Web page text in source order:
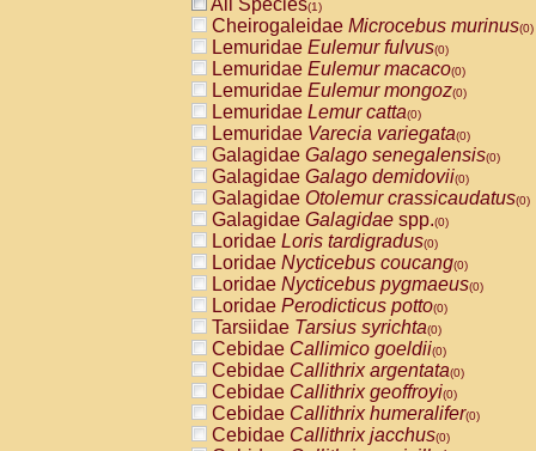
CebidaeSaimiri boliviensis(0)
CebidaeSaimiri sciureus(0)
AtelidaeAlouatta caraya(0)
AtelidaeAlouatta fusca(0)
AtelidaeAlouatta seniculus
AtelidaeAlouattaspp.(0)
AtelidaeAteles belzebuth(0)
AtelidaeAteles geoffroyi(0)
AtelidaeAteles paniscus(0)
AtelidaeAtelesspp.(0)
Atelidae Lagothrix lagothricha
AtelidaeLagothrix lagothricha cana
PitheciidaeCacajao calvus
PitheciidaeCallicebus cupreus
PitheciidaeCallicebus donacophilus
PitheciidaeCallicebus moloch
PitheciidaeCallicebus torquatus
PitheciidaeCallicebusspp.(0)
PitheciidaeChiropotes satanas(0)
PitheciidaePithecia monachus
All Species(1)
Cheirogaleidae Microcebus murinus(0)
Lemuridae Eulemur fulvus(0)
Lemuridae Eulemur macaco(0)
Lemuridae Eulemur mongoz(0)
Lemuridae Lemur catta(0)
Lemuridae Varecia variegata(0)
Galagidae Galago senegalensis(0)
Galagidae Galago demidovii(0)
Galagidae Otolemur crassicaudatus(0)
Galagidae Galagidae spp.(0)
Loridae Loris tardigradus(0)
Loridae Nycticebus coucang(0)
Loridae Nycticebus pygmaeus(0)
Loridae Perodicticus potto(0)
Tarsiidae Tarsius syrichta(0)
Cebidae Callimico goeldii(0)
Cebidae Callithrix argentata(0)
Cebidae Callithrix geoffroyi(0)
Cebidae Callithrix humeralifer(0)
Cebidae Callithrix jacchus(0)